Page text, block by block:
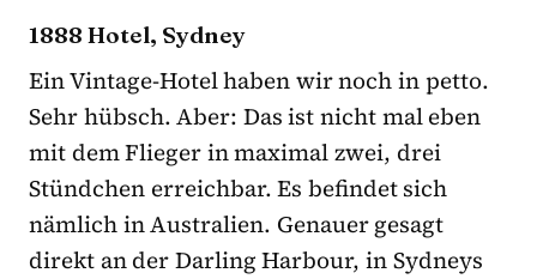
1888 Hotel, Sydney
Ein Vintage-Hotel haben wir noch in petto.
Sehr hübsch. Aber: Das ist nicht mal eben
mit dem Flieger in maximal zwei, drei
Stündchen erreichbar. Es befindet sich
nämlich in Australien. Genauer gesagt
direkt an der Darling Harbour, in Sydneys